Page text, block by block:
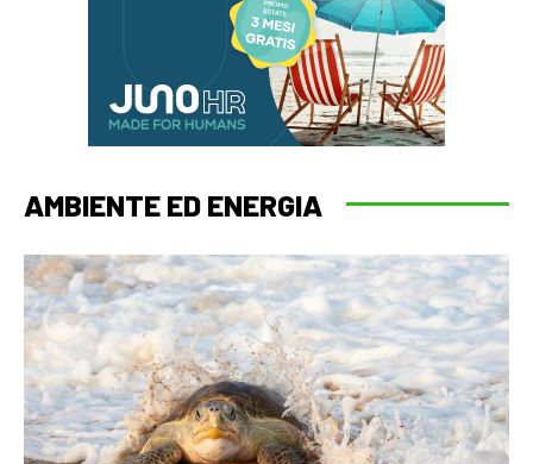
AMBIENTE ED ENERGIA